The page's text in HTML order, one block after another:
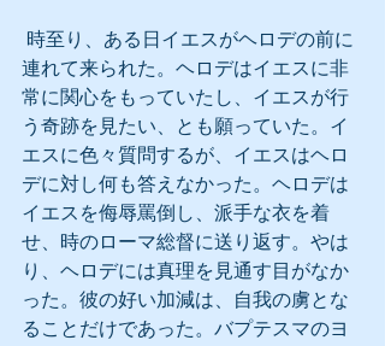
連れて来られた。ヘロデはイエスに非
常に関心をもっていたし、イエスが行
う奇跡を見たい、とも願っていた。イ
エスに色々質問するが、イエスはヘロ
デに対し何も答えなかった。ヘロデは
イエスを侮辱罵倒し、派手な衣を着
せ、時のローマ総督に送り返す。やは
り、ヘロデには真理を見通す目がなか
った。彼の好い加減は、自我の虜とな
ることだけであった。バプテスマのヨ